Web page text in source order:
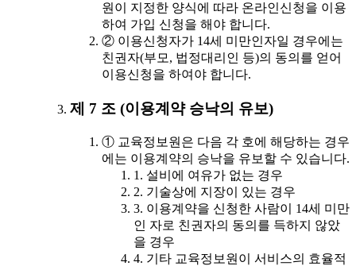
원이 지정한 양식에 따라 온라인신청을 이용
하여 가입 신청을 해야 합니다.
② 이용신청자가 14세 미만인자일 경우에는
친권자(부모, 법정대리인 등)의 동의를 얻어
이용신청을 하여야 합니다.
제 7 조 (이용계약 승낙의 유보)
① 교육정보원은 다음 각 호에 해당하는 경우
에는 이용계약의 승낙을 유보할 수 있습니다.
1. 설비에 여유가 없는 경우
2. 기술상에 지장이 있는 경우
3. 이용계약을 신청한 사람이 14세 미만
인 자로 친권자의 동의를 득하지 않았
을 경우
4. 기타 교육정보원이 서비스의 효율적